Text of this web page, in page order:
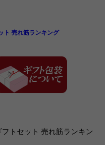
ト 売れ筋ランキング
トセット 売れ筋ランキン